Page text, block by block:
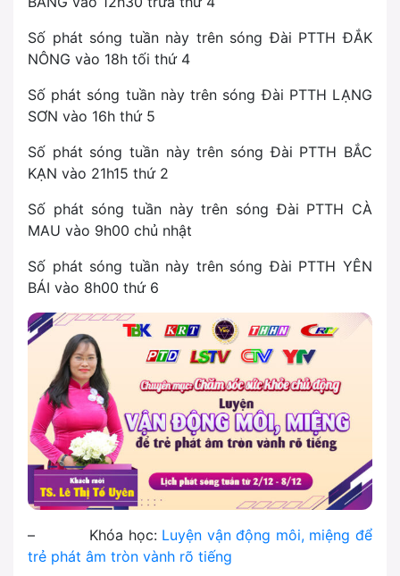
Số phát sóng tuần này trên sóng Đài PTTH ĐẮK
NÔNG vào 18h tối thứ 4
Số phát sóng tuần này trên sóng Đài PTTH LẠNG
SƠN vào 16h thứ 5
Số phát sóng tuần này trên sóng Đài PTTH BẮC
KẠN vào 21h15 thứ 2
Số phát sóng tuần này trên sóng Đài PTTH CÀ
MAU vào 9h00 chủ nhật
Số phát sóng tuần này trên sóng Đài PTTH YÊN
BÁI vào 8h00 thứ 6
– Khóa học: Luyện vận động môi, miệng để
trẻ phát âm tròn vành rõ tiếng